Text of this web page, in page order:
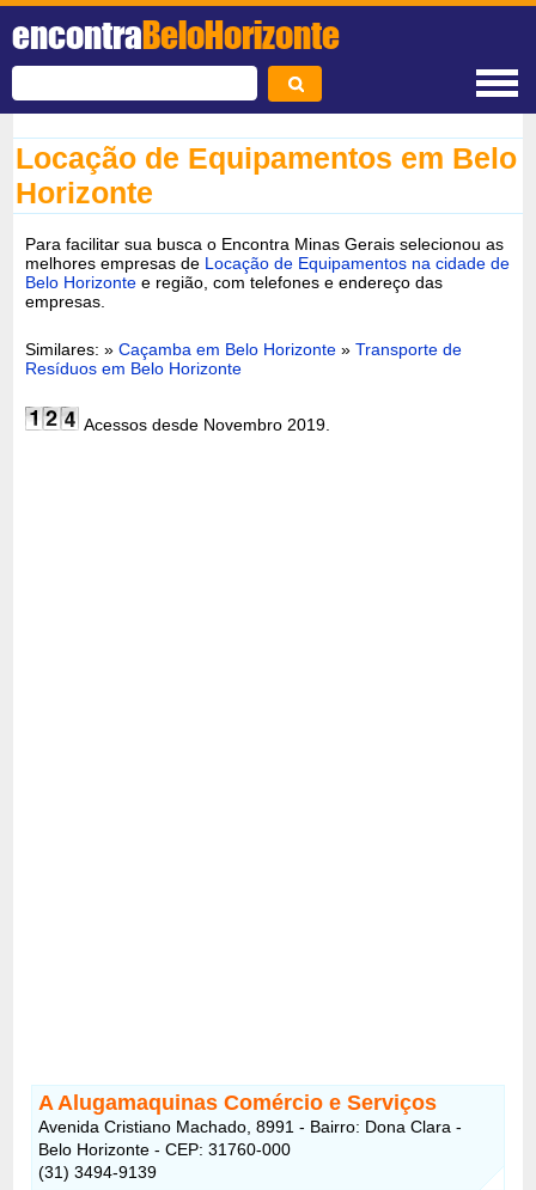
encontraBeloHorizonte
Locação de Equipamentos em Belo
Horizonte
Para facilitar sua busca o Encontra Minas Gerais selecionou as
melhores empresas de Locação de Equipamentos na cidade de
Belo Horizonte e região, com telefones e endereço das
empresas.
Similares: »Caçamba em Belo Horizonte »Transporte de
Resíduos em Belo Horizonte
Acessos desde Novembro 2019.
A Alugamaquinas Comércio e Serviços
Avenida Cristiano Machado, 8991 - Bairro: Dona Clara -
Belo Horizonte - CEP: 31760-000
(31) 3494-9139